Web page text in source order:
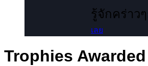
รู้จักคร่าว
เลย
Trophies